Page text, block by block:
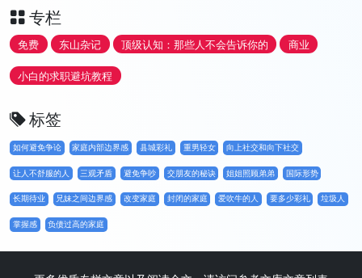
专栏
免费 东山杂记 顶级认知：那些人不会告诉你的 商业
小白的求职避坑教程
标签
如何避免争论 家庭内部边界感 县城彩礼 重男轻女 向上社交和向下社交
让人不舒服的人 三观矛盾 避免争吵 交朋友的秘诀 姐姐照顾弟弟 国际形势
长期待业 兄妹之间边界感 改变家庭 封闭的家庭 爱吹牛的人 要多少彩礼 垃圾人
掌握感 负债过高的家庭